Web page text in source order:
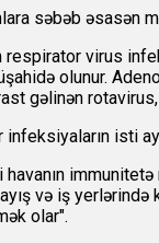
səbəb əsasən
virus
olunur.
gəlinən rotavirus,
isti
havanın
və iş
olar".